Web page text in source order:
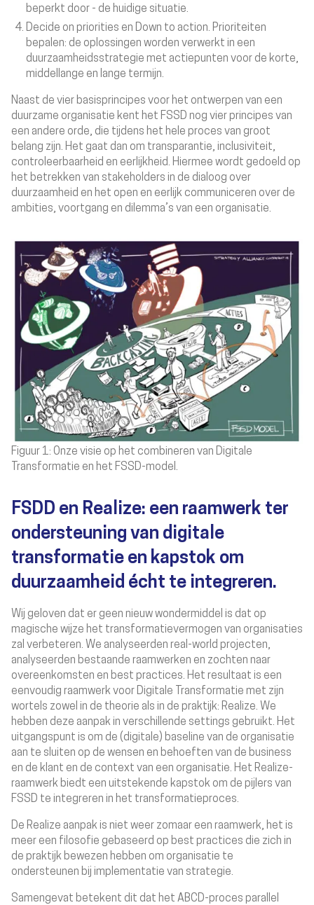
beperkt door - de huidige situatie.
Decide on priorities en Down to action. Prioriteiten
bepalen: de oplossingen worden verwerkt in een
duurzaamheidsstrategie met actiepunten voor de korte,
middellange en lange termijn.
Naast de vier basisprincipes voor het ontwerpen van een
duurzame organisatie kent het FSSD nog vier principes van
een andere orde, die tijdens het hele proces van groot
belang zijn. Het gaat dan om transparantie, inclusiviteit,
controleerbaarheid en eerlijkheid. Hiermee wordt gedoeld op
het betrekken van stakeholders in de dialoog over
duurzaamheid en het open en eerlijk communiceren over de
ambities, voortgang en dilemma’s van een organisatie.
Figuur 1: Onze visie op het combineren van Digitale
Transformatie en het FSSD-model.
FSDD en Realize: een raamwerk ter
ondersteuning van digitale
transformatie en kapstok om
duurzaamheid écht te integreren.
Wij geloven dat er geen nieuw wondermiddel is dat op
magische wijze het transformatievermogen van organisaties
zal verbeteren. We analyseerden real-world projecten,
analyseerden bestaande raamwerken en zochten naar
overeenkomsten en best practices. Het resultaat is een
eenvoudig raamwerk voor Digitale Transformatie met zijn
wortels zowel in de theorie als in de praktijk: Realize. We
hebben deze aanpak in verschillende settings gebruikt. Het
uitgangspunt is om de (digitale) baseline van de organisatie
aan te sluiten op de wensen en behoeften van de business
en de klant en de context van een organisatie. Het Realize-
raamwerk biedt een uitstekende kapstok om de pijlers van
FSSD te integreren in het transformatieproces.
De Realize aanpak is niet weer zomaar een raamwerk, het is
meer een filosofie gebaseerd op best practices die zich in
de praktijk bewezen hebben om organisatie te
ondersteunen bij implementatie van strategie.
Samengevat betekent dit dat het ABCD-proces parallel